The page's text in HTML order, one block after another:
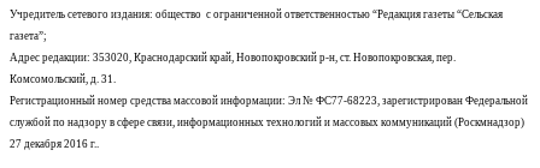
Учредитель сетевого издания: общество с ограниченной ответственностью “Редакция газеты “Сельская
газета”;
Адрес редакции: 353020, Краснодарский край, Новопокровский р-н, ст. Новопокровская, пер.
Комсомольский, д. 31.
Регистрационный номер средства массовой информации: Эл № ФС77-68223, зарегистрирован Федеральной
службой по надзору в сфере связи, информационных технологий и массовых коммуникаций (Роскмнадзор)
27 декабря 2016 г..